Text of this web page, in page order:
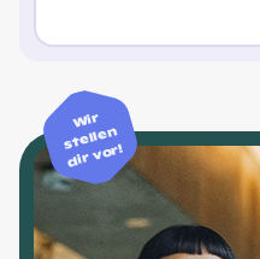
Wir
stellen
dir vor!